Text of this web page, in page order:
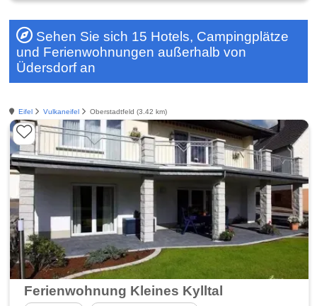
Sehen Sie sich 15 Hotels, Campingplätze
und Ferienwohnungen außerhalb von
Üdersdorf an
Eifel Vulkaneifel Oberstadtfeld (3.42 km)
Ferienwohnung Kleines Kylltal